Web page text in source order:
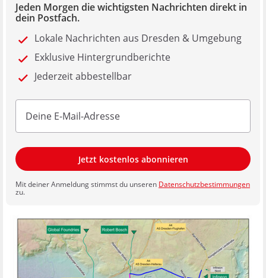
Jeden Morgen die wichtigsten Nachrichten direkt in
dein Postfach.
Lokale Nachrichten aus Dresden & Umgebung
Exklusive Hintergrundberichte
Jederzeit abbestellbar
Jetzt kostenlos abonnieren
Mit deiner Anmeldung stimmst du unseren Datenschutzbestimmungen
zu.